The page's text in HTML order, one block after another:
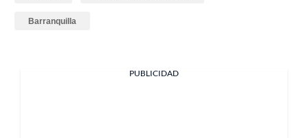
Barranquilla
PUBLICIDAD